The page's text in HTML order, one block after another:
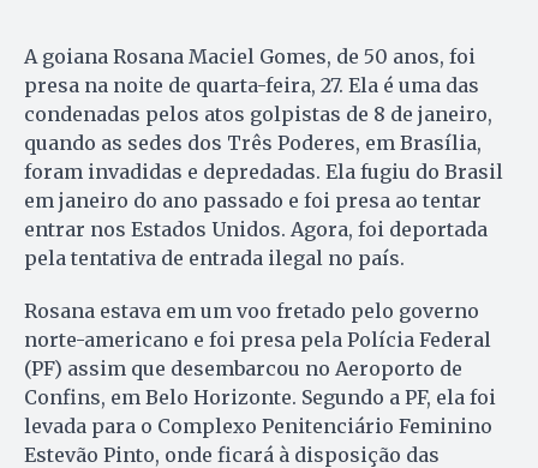
A goiana Rosana Maciel Gomes, de 50 anos, foi
presa na noite de quarta-feira, 27. Ela é uma das
condenadas pelos atos golpistas de 8 de janeiro,
quando as sedes dos Três Poderes, em Brasília,
foram invadidas e depredadas. Ela fugiu do Brasil
em janeiro do ano passado e foi presa ao tentar
entrar nos Estados Unidos. Agora, foi deportada
pela tentativa de entrada ilegal no país.
Rosana estava em um voo fretado pelo governo
norte-americano e foi presa pela Polícia Federal
(PF) assim que desembarcou no Aeroporto de
Confins, em Belo Horizonte. Segundo a PF, ela foi
levada para o Complexo Penitenciário Feminino
Estevão Pinto, onde ficará à disposição das